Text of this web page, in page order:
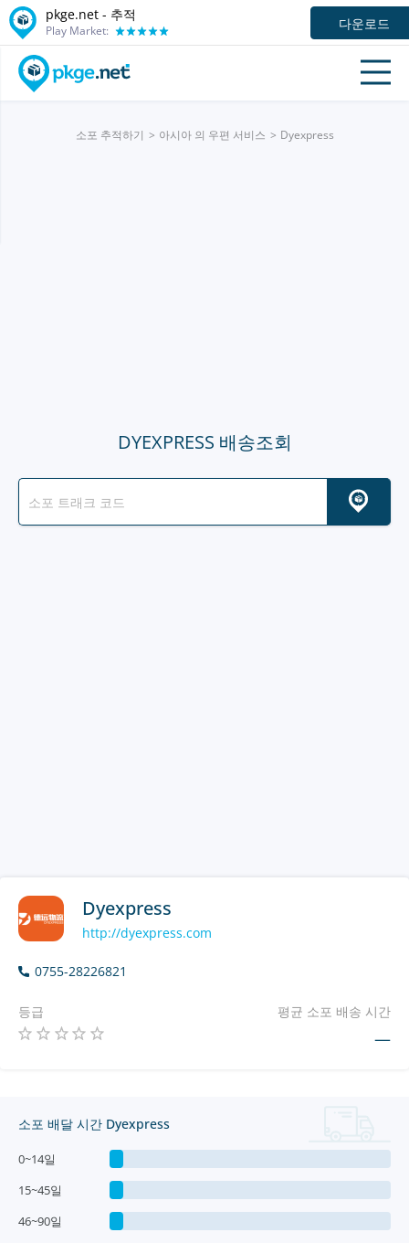
pkge.net - 추적
Play Market: 다운로드
소포 추적하기 아시아 의 우편 서비스 Dyexpress
DYEXPRESS 배송조회
Dyexpress
http://dyexpress.com
0755-28226821
등급 평균 소포 배송 시간
—
소포 배달 시간 Dyexpress
0~14일
15~45일
46~90일